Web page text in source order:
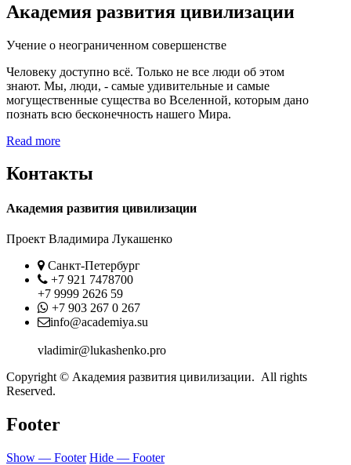
Академия развития цивилизации
Учение о неограниченном совершенстве
Человеку доступно всё. Только не все люди об этом
знают. Мы, люди, - самые удивительные и самые
могущественные существа во Вселенной, которым дано
познать всю бесконечность нашего Мира.
Read more
Контакты
Академия развития цивилизации
Проект Владимира Лукашенко
Location
Санкт-Петербург
Phone
+7 921 7478700
+7 9999 2626 59
Whatsapp
+7 903 267 0 267
Contact
info@academiya.su
vladimir@lukashenko.pro
Copyright © Академия развития цивилизации. All rights
Reserved.
Footer
Show — Footer Hide — Footer